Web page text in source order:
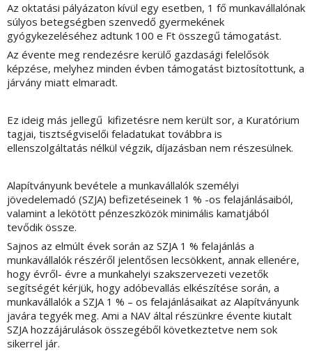
Az oktatási pályázaton kívül egy esetben, 1 fő munkavállalónak
súlyos betegségben szenvedő gyermekének
gyógykezeléséhez adtunk 100 e Ft összegű támogatást.
Az évente meg rendezésre kerülő gazdasági felelősök
képzése, melyhez minden évben támogatást biztosítottunk, a
járvány miatt elmaradt.
Ez ideig más jellegű kifizetésre nem került sor, a Kuratórium
tagjai, tisztségviselői feladatukat továbbra is
ellenszolgáltatás nélkül végzik, díjazásban nem részesülnek.
Alapítványunk bevétele a munkavállalók személyi
jövedelemadó (SZJA) befizetéseinek 1 % -os felajánlásaiból,
valamint a lekötött pénzeszközök minimális kamatjából
tevődik össze.
Sajnos az elmúlt évek során az SZJA 1 % felajánlás a
munkavállalók részéről jelentősen lecsökkent, annak ellenére,
hogy évről- évre a munkahelyi szakszervezeti vezetők
segítségét kérjük, hogy adóbevallás elkészítése során, a
munkavállalók a SZJA 1 % – os felajánlásaikat az Alapítványunk
javára tegyék meg. Ami a NAV által részünkre évente kiutalt
SZJA hozzájárulások összegéből következtetve nem sok
sikerrel jár.